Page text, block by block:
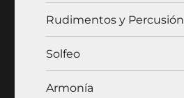
Rudimentos y Percusión
Solfeo
Armonía